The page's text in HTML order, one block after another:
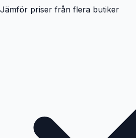
Jämför priser från flera butiker